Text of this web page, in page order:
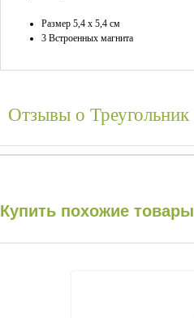
Размер 5,4 x 5,4 см
3 Встроенных магнита
Отзывы о Треугольник
Купить похожие товары